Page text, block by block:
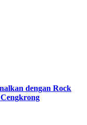
dengan Rock